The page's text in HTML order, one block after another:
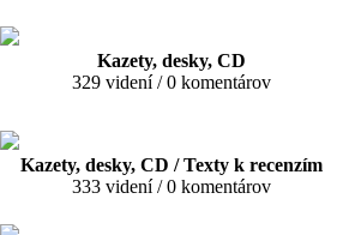
Kazety, desky, CD
329 videní / 0 komentárov
Kazety, desky, CD / Texty k recenzím
333 videní / 0 komentárov